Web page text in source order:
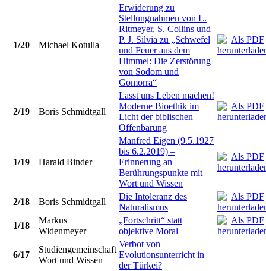
1/20 Michael Kotulla
Erwiderung zu
Stellungnahmen von L.
Ritmeyer, S. Collins und
P. J. Silvia zu „Schwefel
und Feuer aus dem
Himmel: Die Zerstörung
von Sodom und
Gomorra“
2/19 Boris Schmidtgall
Lasst uns Leben machen!
Moderne Bioethik im
Licht der biblischen
Offenbarung
1/19 Harald Binder
Manfred Eigen (9.5.1927
bis 6.2.2019) –
Erinnerung an
Berührungspunkte mit
Wort und Wissen
2/18
Boris Schmidtgall
Die Intoleranz des
Naturalismus
1/18
Markus
Widenmeyer
„Fortschritt“ statt
objektive Moral
6/17
Studiengemeinschaft
Wort und Wissen
Verbot von
Evolutionsunterricht in
der Türkei?